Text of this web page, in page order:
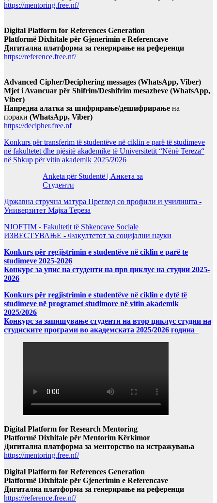
https://mentoring.free.nf/
Digital Platform for References Generation
Platformë Dixhitale për Gjenerimin e Referencave
Дигитална платформа за генерирање на референци
https://reference.free.nf/
Advanced Cipher/Deciphering messages (WhatsApp, Viber)
Mjet i Avancuar për Shifrim/Deshifrim mesazheve (WhatsApp,
Viber)
Напредна алатка за шифрирање/дешифрирање на
пораки (WhatsApp, Viber)
https://decipher.free.nf
Konkurs për transferim të studentëve në ciklin e parë të studimeve
në fakultetet dhe njësitë akademike të Universitetit “Nënë Tereza“
në Shkup për vitin akademik 2025/2026
Anketa për Studentë | Анкета за
Студенти
Државна стручна матура Преглед со профили и училишта -
Универзитет Мајка Тереза
NJOFTIM - Fakultetit të Shkencave Sociale
ИЗВЕСТУВАЊЕ - Факултетот за социјални науки
Konkurs për regjistrimin e studentëve në ciklin e parë te
studimeve 2025-2026
Конкурс за упис на студенти на прв циклус на студии 2025-
2026
Konkurs për regjistrimin e studentëve në ciklin e dytë të
studimeve në programet studimore në vitin akademik
2025/2026
Конкурс за запишување студенти на втор циклус студии на
студиските програми во академската 2025/2026 година
Digital Platform for Research Mentoring
Platformë Dixhitale për Mentorim Kërkimor
Дигитална платформа за менторство на истражувања
https://mentoring.free.nf/
Digital Platform for References Generation
Platformë Dixhitale për Gjenerimin e Referencave
Дигитална платформа за генерирање на референци
https://reference.free.nf/